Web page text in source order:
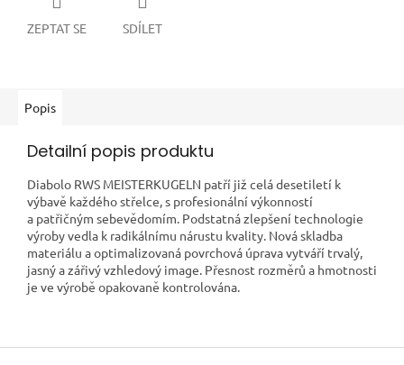
ZEPTAT SE SDÍLET
Popis
Detailní popis produktu
Diabolo RWS MEISTERKUGELN patří již celá desetiletí k
výbavě každého střelce, s profesionální výkonností
a patřičným sebevědomím. Podstatná zlepšení technologie
výroby vedla k radikálnímu nárustu kvality. Nová skladba
materiálu a optimalizovaná povrchová úprava vytváří trvalý,
jasný a zářivý vzhledový image. Přesnost rozměrů a hmotnosti
je ve výrobě opakovaně kontrolována.
Z